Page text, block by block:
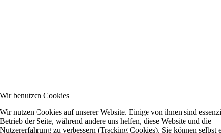
Wir benutzen Cookies
Wir nutzen Cookies auf unserer Website. Einige von ihnen sind
Betrieb der Seite, während andere uns helfen, diese Website und die
Nutzererfahrung zu verbessern (Tracking Cookies). Sie können selbst